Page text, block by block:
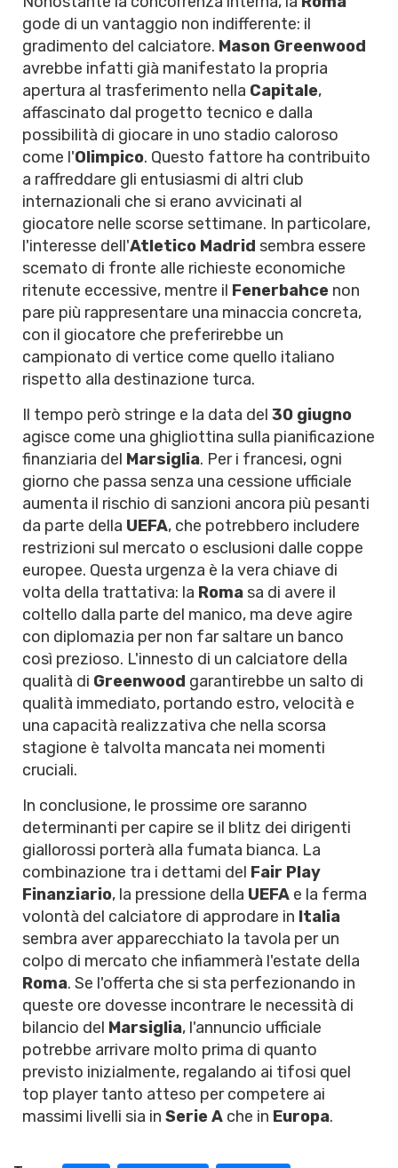
gode di un vantaggio non indifferente: il
gradimento del calciatore. Mason Greenwood
avrebbe infatti già manifestato la propria
apertura al trasferimento nella Capitale,
affascinato dal progetto tecnico e dalla
possibilità di giocare in uno stadio caloroso
come l'Olimpico. Questo fattore ha contribuito
a raffreddare gli entusiasmi di altri club
internazionali che si erano avvicinati al
giocatore nelle scorse settimane. In particolare,
l'interesse dell'Atletico Madrid sembra essere
scemato di fronte alle richieste economiche
ritenute eccessive, mentre il Fenerbahce non
pare più rappresentare una minaccia concreta,
con il giocatore che preferirebbe un
campionato di vertice come quello italiano
rispetto alla destinazione turca.
Il tempo però stringe e la data del 30 giugno
agisce come una ghigliottina sulla pianificazione
finanziaria del Marsiglia. Per i francesi, ogni
giorno che passa senza una cessione ufficiale
aumenta il rischio di sanzioni ancora più pesanti
da parte della UEFA, che potrebbero includere
restrizioni sul mercato o esclusioni dalle coppe
europee. Questa urgenza è la vera chiave di
volta della trattativa: la Roma sa di avere il
coltello dalla parte del manico, ma deve agire
con diplomazia per non far saltare un banco
così prezioso. L'innesto di un calciatore della
qualità di Greenwood garantirebbe un salto di
qualità immediato, portando estro, velocità e
una capacità realizzativa che nella scorsa
stagione è talvolta mancata nei momenti
cruciali.
In conclusione, le prossime ore saranno
determinanti per capire se il blitz dei dirigenti
giallorossi porterà alla fumata bianca. La
combinazione tra i dettami del Fair Play
Finanziario, la pressione della UEFA e la ferma
volontà del calciatore di approdare in Italia
sembra aver apparecchiato la tavola per un
colpo di mercato che infiammerà l'estate della
Roma. Se l'offerta che si sta perfezionando in
queste ore dovesse incontrare le necessità di
bilancio del Marsiglia, l'annuncio ufficiale
potrebbe arrivare molto prima di quanto
previsto inizialmente, regalando ai tifosi quel
top player tanto atteso per competere ai
massimi livelli sia in Serie A che in Europa.